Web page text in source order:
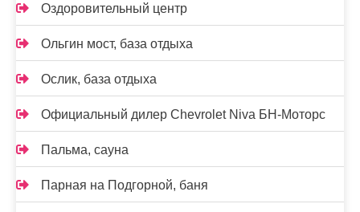
Оздоровительный центр
Ольгин мост, база отдыха
Ослик, база отдыха
Официальный дилер Chevrolet Niva БН-Моторс
Пальма, сауна
Парная на Подгорной, баня